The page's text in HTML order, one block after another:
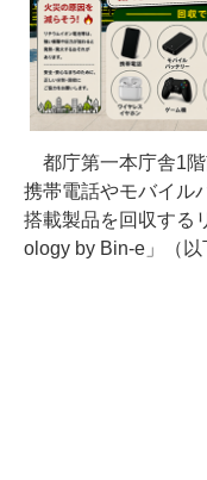
都庁第一本庁舎1階
携帯電話やモバイル
搭載製品を回収する
ology by Bin-e」（以